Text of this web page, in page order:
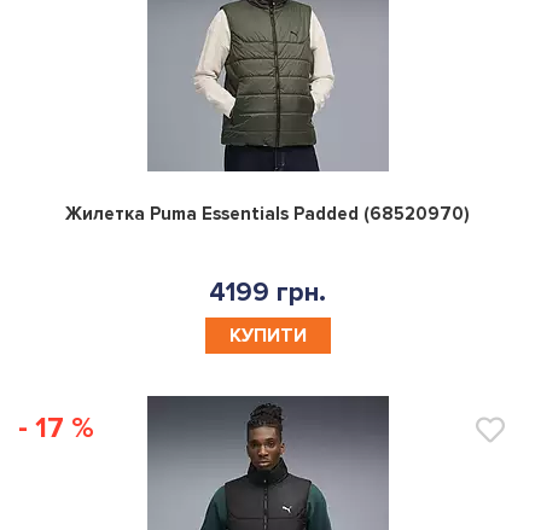
0
Жилетка Puma Essentials Padded (68520970)
4199 грн.
КУПИТИ
- 17 %